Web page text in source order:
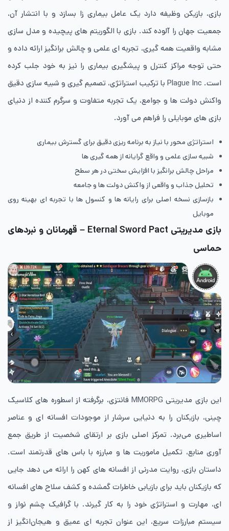
بازی، بازیکن وظیفه دارد یک عامل بیماری زا بسازد و با انتشار آن،
جمعیت جهان را آلوده کند. بازی با الگوریتم های پیچیده و مدل سازی
مشابه واقعیت همه گیری، تجربه ای علمی و چالش برانگیز ارائه داده و
حتی توجه مراکز کنترل و پیشگیری بیماری را نیز به خود جلب کرده
است. Plague Inc با ترکیب استراتژی، تصمیم گیری و شبیه‌ سازی دقیق
واکنش دولت ها و جوامع، یک تجربه متفاوت و سرگرم کننده از دنیای
بازی های موبایلی را فراهم می آورد.
استراتژی محور با نیاز به برنامه ریزی دقیق برای گسترش بیماری
شبیه سازی علمی و واقع گرایانه از همه گیری ها
مراحل چالش برانگیز با افزایش سختی در هر سطح
تحلیل جذاب و واقعی از واکنش دولت ها و جامعه
بازسازی نسخه اصلی برای رایانه ها و کنسول ها با تجربه ای بهینه روی
موبایل
بازی مدیریتی Eternal Sword Pact – قهرمانان و نبردهای
حماسی
این بازی مدیریتی MMORPG فانتزی، برگرفته از اسطوره های کلاسیک
چینی، بازیکنان را به دنیایی سرشار از موجودات افسانه ای و عناصر
اساطیری می‌برد. تمرکز اصلی بازی بر ارتقای شخصیت از طریق جمع
آوری منابع، تکمیل ماموریت ها و مبارزه با باس های قدرتمند است.
داستان بازی، روایت مدرنی از افسانه های کهن را ارائه می دهد جایی
که بازیکنان باید برای بازیابی خاطرات گمشده و کشف سلاح های افسانه
ای، مهارت و استراتژی خود را به کار گیرند. با گرافیک چشم نواز و
سیستم مبارزات سریع، این عنوان تجربه ای عمیق و هیجان‌انگیز از